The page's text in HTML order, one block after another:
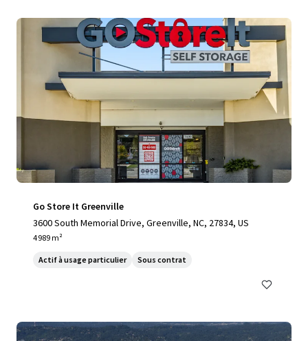
Go Store It Greenville
3600 South Memorial Drive, Greenville, NC, 27834, US
4 989 m²
Actif à usage particulier Sous contrat